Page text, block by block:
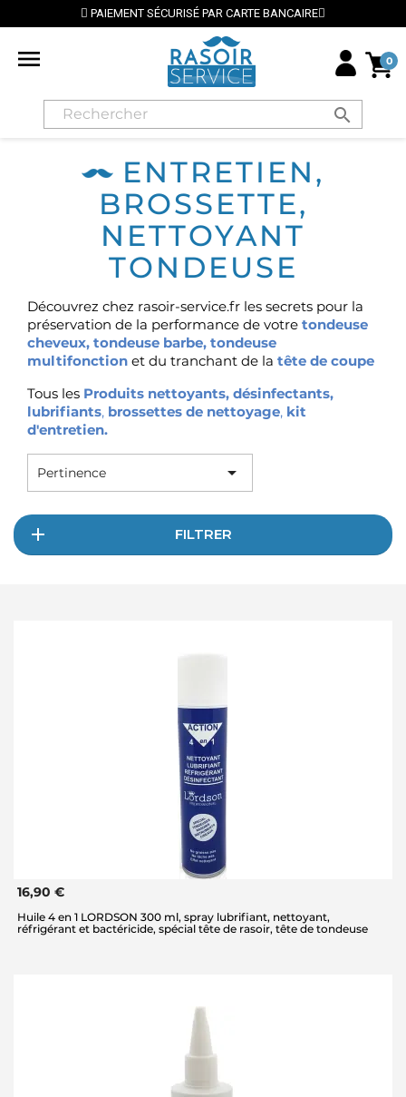
PAIEMENT SÉCURISÉ PAR CARTE BANCAIRE
 0
search
ENTRETIEN,
BROSSETTE,
NETTOYANT
TONDEUSE
Découvrez chez rasoir-service.fr les secrets pour la
préservation de la performance de votre tondeuse
cheveux, tondeuse barbe, tondeuse
multifonction et du tranchant de la tête de coupe
Tous les Produits nettoyants, désinfectants,
lubrifiants, brossettes de nettoyage, kit
d'entretien.
Pertinence 
FILTRER
16,90 €
Huile 4 en 1 LORDSON 300 ml, spray lubrifiant, nettoyant,
réfrigérant et bactéricide, spécial tête de rasoir, tête de tondeuse